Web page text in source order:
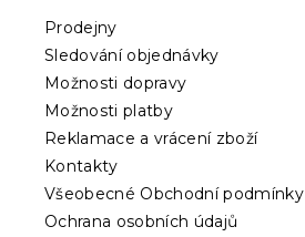
ý
i
s
Prodejny
Sledování objednávky
Možnosti dopravy
Možnosti platby
Reklamace a vrácení zboží
Kontakty
Všeobecné Obchodní podmínky
Ochrana osobních údajů